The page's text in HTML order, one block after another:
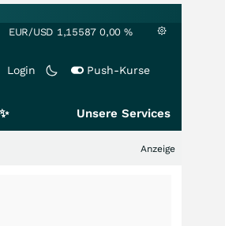
EUR/USD 1,15587 0,00 %
Login Push-Kurse
Unsere Services
Anzeige